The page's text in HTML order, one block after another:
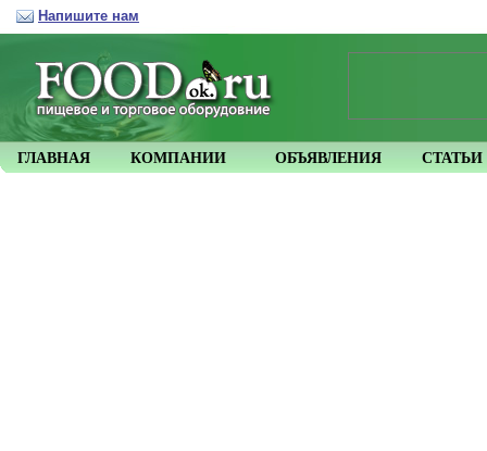
ГЛАВНАЯ КОМПАНИИ ОБЪЯВЛЕНИЯ СТАТЬИ
Напишите нам